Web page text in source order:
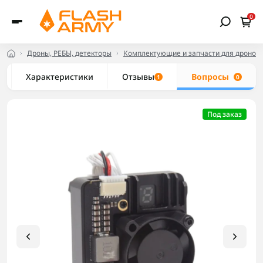
0
Дроны, РЕБЫ, детекторы Комплектующие и запчасти для дронов
Характеристики Отзывы 1 Вопросы 0
Под заказ